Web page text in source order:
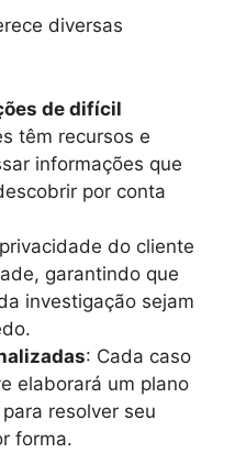
diversas
de difícil
têm recursos e
informações que
por conta
do cliente
garantindo que
investigação sejam
: Cada caso
elaborará um plano
resolver seu
forma.